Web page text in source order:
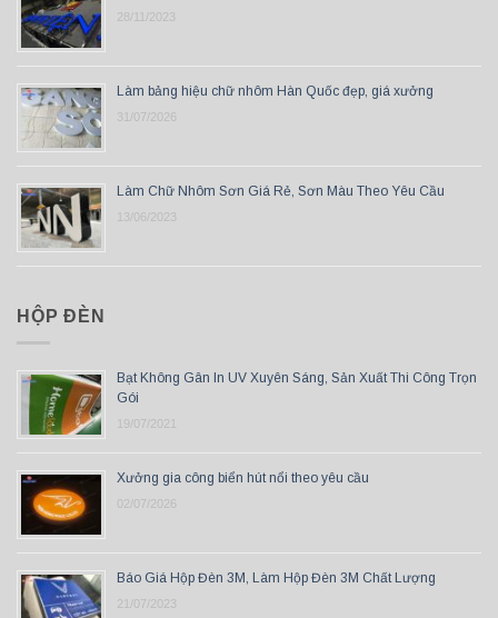
28/11/2023
Làm bảng hiệu chữ nhôm Hàn Quốc đẹp, giá xưởng
31/07/2026
Làm Chữ Nhôm Sơn Giá Rẻ, Sơn Màu Theo Yêu Cầu
13/06/2023
HỘP ĐÈN
Bạt Không Gân In UV Xuyên Sáng, Sản Xuất Thi Công Trọn
Gói
19/07/2021
Xưởng gia công biển hút nổi theo yêu cầu
02/07/2026
Báo Giá Hộp Đèn 3M, Làm Hộp Đèn 3M Chất Lượng
21/07/2023